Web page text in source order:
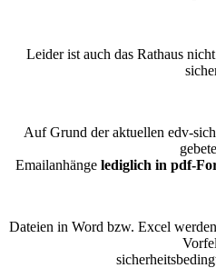
Leider ist auch das Rathaus
Auf Grund der aktuellen edv-
Emailanhänge lediglich in pdf-
Dateien in Word bzw. Excel